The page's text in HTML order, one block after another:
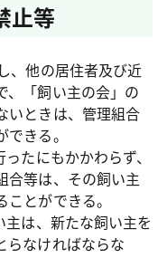
止等
、他の居住者及び近
、「飼い主の会」の
いときは、管理組合
きる。
たにもかかわらず、
合等は、その飼い主
とができる。
は、新たな飼い主を
らなければならな